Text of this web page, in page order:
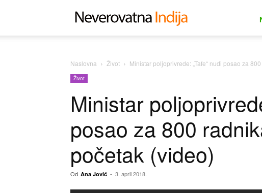
Naslovna Život Ministar poljoprivrede: „Tafe“ nudi posao za
Život
Ministar
posao za 800
početak (video)
Od Ana Jović - 3. april 2018.